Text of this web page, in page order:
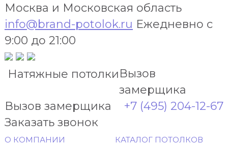
Москва и Московская область
info@brand-potolok.ru Ежедневно с
9:00 до 21:00
Натяжные потолкиВызов
замерщика
+7 (495) 204-12-67
Вызов замерщика
Заказать звонок
О КОМПАНИИ
КАТАЛОГ ПОТОЛКОВ